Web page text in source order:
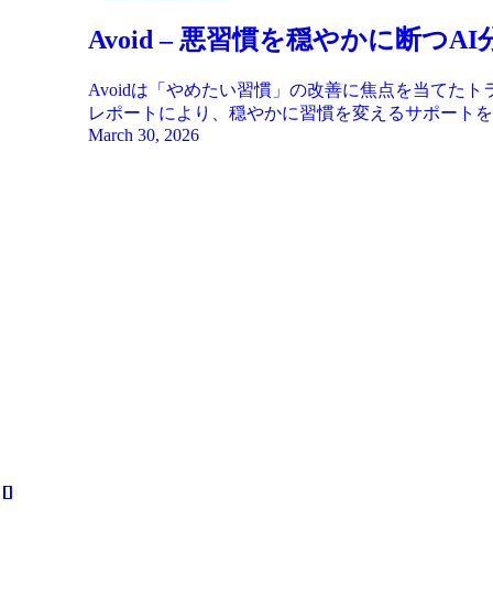
Avoid – 悪習慣を穏やかに断つAI
Avoidは「やめたい習慣」の改善に焦点を当てた
レポートにより、穏やかに習慣を変えるサポート
March 30, 2026